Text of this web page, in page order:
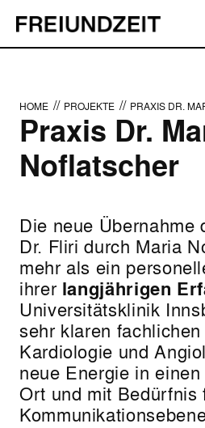
HOME // PROJEKTE // PRAXIS DR.
Praxis Dr.
Noflatscher
Die neue Übernahme
Dr. Fliri durch Maria
mehr als ein
ihrer langjährigen
Universitätsklinik
sehr klaren
Kardiologie und
neue Energie in
Ort und mit Bedürfnis